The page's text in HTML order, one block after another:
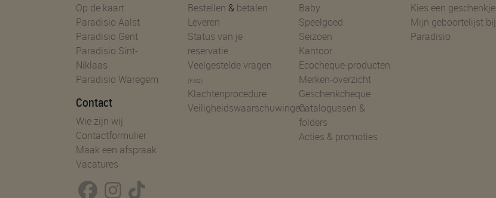
Op de kaart
Paradisio Aalst
Paradisio Gent
Paradisio Sint-
Niklaas
Paradisio Waregem
Contact
Wie zijn wij
Contactformulier
Maak een afspraak
Vacatures
Bestellen & betalen
Leveren
Status van je
reservatie
Veelgestelde vragen
(FAQ)
Klachtenprocedure
Veiligheidswaarschuwingen
Baby
Speelgoed
Seizoen
Kantoor
Ecocheque-producten
Merken-overzicht
Geschenkcheque
Catalogussen &
folders
Acties & promoties
Kies een geschenkje
Mijn geboortelijst bij
Paradisio